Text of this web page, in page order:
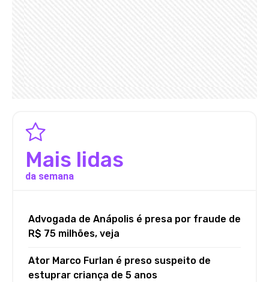
Mais lidas
da semana
Advogada de Anápolis é presa por fraude de
R$ 75 milhões, veja
Ator Marco Furlan é preso suspeito de
estuprar criança de 5 anos